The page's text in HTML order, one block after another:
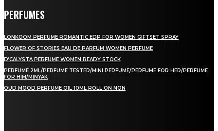
PERFUMES
LONKOOM PERFUME ROMANTIC EDP FOR WOMEN GIFTSET SPRAY
FLOWER OF STORIES EAU DE PARFUM WOMEN PERFUME
D’CALYSTA PERFUME WOMEN READY STOCK
PERFUME 2ML/PERFUME TESTER/MINI PERFUME/PERFUME FOR HER/PERFUME
FOR HIM/MINYAK
OUD MOOD PERFUME OIL 10ML ROLL ON NON